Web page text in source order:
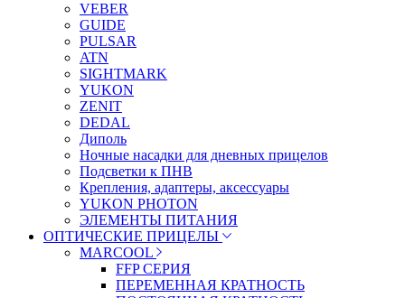
VEBER
GUIDE
PULSAR
ATN
SIGHTMARK
YUKON
ZENIT
DEDAL
Диполь
Ночные насадки для дневных прицелов
Подсветки к ПНВ
Крепления, адаптеры, аксессуары
YUKON PHOTON
ЭЛЕМЕНТЫ ПИТАНИЯ
ОПТИЧЕСКИЕ ПРИЦЕЛЫ
MARCOOL
FFP СЕРИЯ
ПЕРЕМЕННАЯ КРАТНОСТЬ